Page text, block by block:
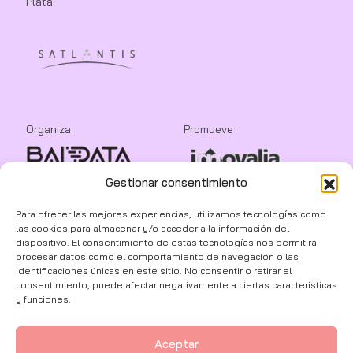
Gestionar consentimiento
Para ofrecer las mejores experiencias, utilizamos tecnologías como
las cookies para almacenar y/o acceder a la información del
dispositivo. El consentimiento de estas tecnologías nos permitirá
procesar datos como el comportamiento de navegación o las
identificaciones únicas en este sitio. No consentir o retirar el
consentimiento, puede afectar negativamente a ciertas características
y funciones.
Aceptar
Organiza: Promueve:
Colaboran: